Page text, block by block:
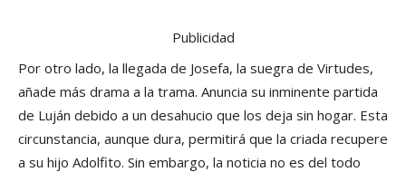
Publicidad
Por otro lado, la llegada de Josefa, la suegra de Virtudes,
añade más drama a la trama. Anuncia su inminente partida
de Luján debido a un desahucio que los deja sin hogar. Esta
circunstancia, aunque dura, permitirá que la criada recupere
a su hijo Adolfito. Sin embargo, la noticia no es del todo